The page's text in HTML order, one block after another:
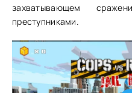
захватывающем
преступниками.